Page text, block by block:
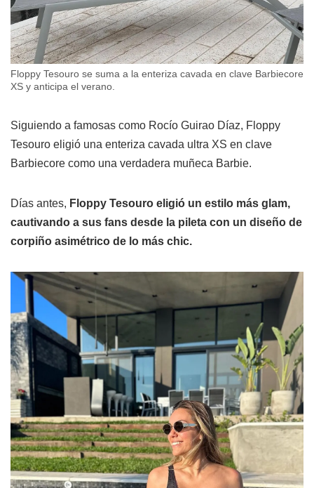
Floppy Tesouro se suma a la enteriza cavada en clave Barbiecore
XS y anticipa el verano.
Siguiendo a famosas como Rocío Guirao Díaz, Floppy
Tesouro eligió una enteriza cavada ultra XS en clave
Barbiecore como una verdadera muñeca Barbie.
Días antes, Floppy Tesouro eligió un estilo más glam,
cautivando a sus fans desde la pileta con un diseño de
corpiño asimétrico de lo más chic.